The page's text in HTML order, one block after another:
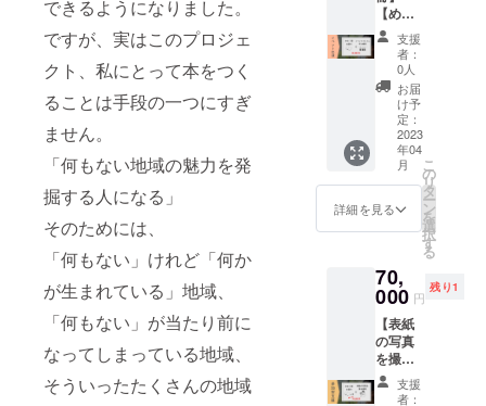
できるようになりました。
ですが、実はこのプロジェ
クト、私にとって本をつく
ることは手段の一つにすぎ
ません。
「何もない地域の魅力を発
掘する人になる」
そのためには、
「何もない」けれど「何か
が生まれている」地域、
「何もない」が当たり前に
なってしまっている地域、
そういったたくさんの地域
田舎関
係な
く、あ
る単位
を持っ
た場所
という
意味で
「地
域」と
葉を
使って
根ざし
た活
動、地
域の課
題の解
決を目
指す活
動をさ
最寄り
の駅な
どへお
迎えに
来てほ
しい…
です。
※備考欄
に運営
されて
いるス
ペース
願いし
ます。
（個人
の方
は、お
名前を
ご記入
くださ
もっと
もっと
たくさ
んの地
域を見
い…！
！！ 何
か活動
をして
いて人
手が足
題に対
して真
剣に取
り組み
たい、
大学生
と一緒
に活動
【めい
をイベ
ントの
ゲスト
に呼べ
る権
利】 塩
尻に飛
び込ん
で活動
してい
た時の
ことな
どをイ
でお話
ししま
す！ 東
京の大
学に通
いなが
ら地方
に飛び
支援
者：
0人
お届
け予
定：
2023
年04
月
詳細を見る
こ
の
リ
タ
ー
ン
を
選
択
す
る
70,
000 円
残り1
【表紙
の写真
を撮る
権利】
【本5支援
者：